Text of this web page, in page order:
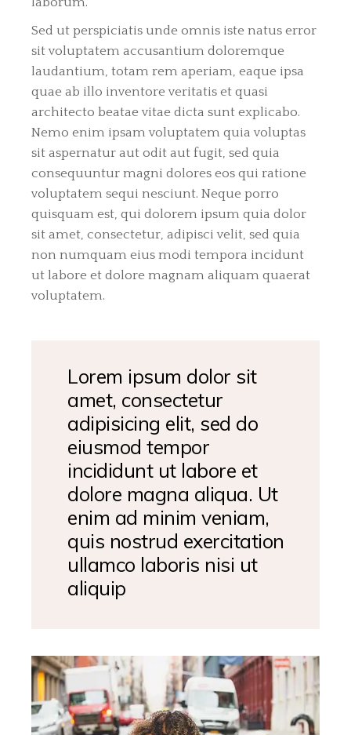
Sed ut perspiciatis unde omnis iste natus error
sit voluptatem accusantium doloremque
laudantium, totam rem aperiam, eaque ipsa
quae ab illo inventore veritatis et quasi
architecto beatae vitae dicta sunt explicabo.
Nemo enim ipsam voluptatem quia voluptas
sit aspernatur aut odit aut fugit, sed quia
consequuntur magni dolores eos qui ratione
voluptatem sequi nesciunt. Neque porro
quisquam est, qui dolorem ipsum quia dolor
sit amet, consectetur, adipisci velit, sed quia
non numquam eius modi tempora incidunt
ut labore et dolore magnam aliquam quaerat
voluptatem.
Lorem ipsum dolor sit
amet, consectetur
adipisicing elit, sed do
eiusmod tempor
incididunt ut labore et
dolore magna aliqua. Ut
enim ad minim veniam,
quis nostrud exercitation
ullamco laboris nisi ut
aliquip